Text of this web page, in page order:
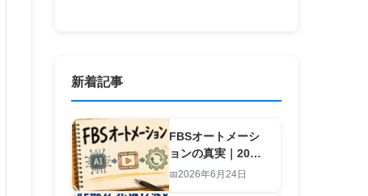
新着記事
FBSオートメーシ
ョンの真実｜20
秒・1行入力で副業
2026年6月24日